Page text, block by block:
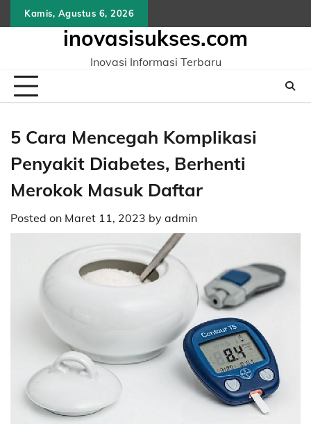
to
Kamis, Agustus 6, 2026
inovasisukses.com
Inovasi Informasi Terbaru
5 Cara Mencegah Komplikasi
Penyakit Diabetes, Berhenti
Merokok Masuk Daftar
Posted on Maret 11, 2023 by admin